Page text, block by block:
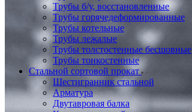
Трубы б/у, восстановленные
Трубы горячедеформированные
Трубы котельные
Трубы лежалые
Трубы толстостенные бесшовные
Трубы тонкостенные
Стальной сортовой прокат
Шестигранник стальной
Арматура
Двутавровая балка